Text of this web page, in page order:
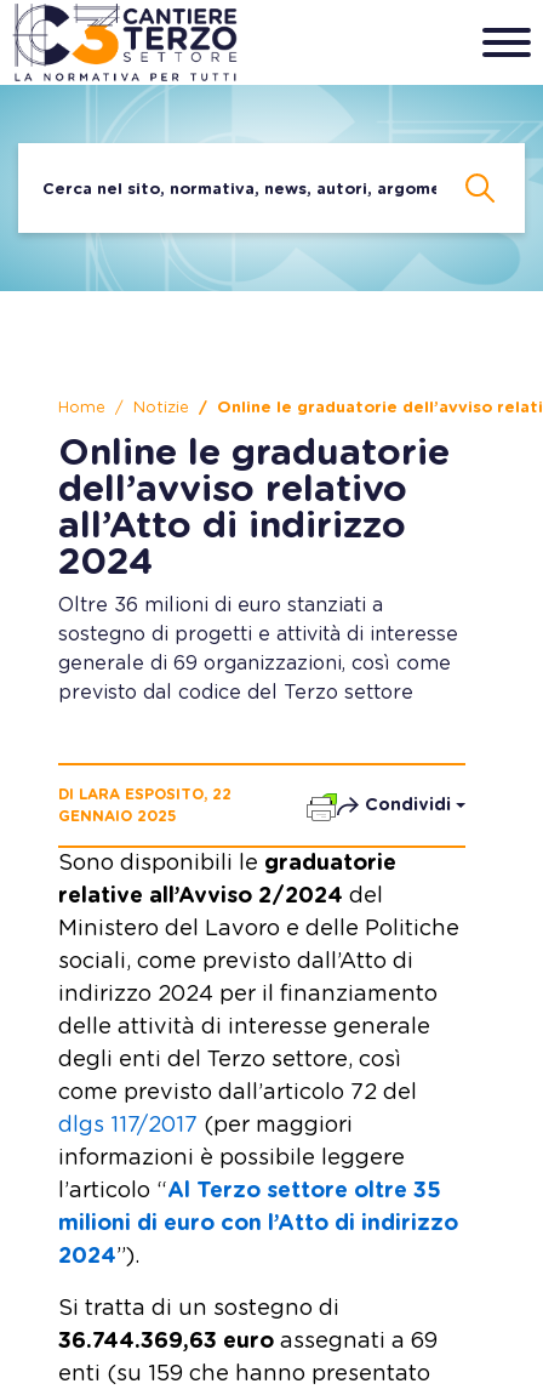
Home Notizie Online le graduatorie dell’avviso
Online le graduatorie
dell’avviso relativo
all’Atto di indirizzo
2024
Oltre 36 milioni di euro stanziati a
sostegno di progetti e attività di interesse
generale di 69 organizzazioni, così come
previsto dal codice del Terzo settore
DI LARA ESPOSITO, 22
GENNAIO 2025
Condividi
Sono disponibili le graduatorie
relative all’Avviso 2/2024 del
Ministero del Lavoro e delle Politiche
sociali, come previsto dall’Atto di
indirizzo 2024 per il finanziamento
delle attività di interesse generale
degli enti del Terzo settore, così
come previsto dall’articolo 72 del
dlgs 117/2017 (per maggiori
informazioni è possibile leggere
l’articolo “Al Terzo settore oltre 35
milioni di euro con l’Atto di indirizzo
2024”).
Si tratta di un sostegno di
36.744.369,63 euro assegnati a 69
enti (su 159 che hanno presentato